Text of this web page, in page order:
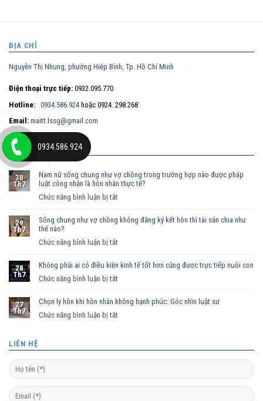
ĐỊA CHỈ
Nguyễn Thị Nhung, phường Hiệp Bình, Tp. Hồ Chí Minh
Điện thoại trực tiếp: 0932.095.770
Hotline: 0934.586.924 hoặc 0924. 298.268
Email: maitt.lssg@gmail.com
BÀI VIẾT MỚI
30
Th7
Nam nữ sống chung như vợ chồng trong trường hợp nào được pháp
luật công nhận là hôn nhân thực tế?
Chức năng bình luận bị tắt
nữ
vợ
trường
pháp
luật
29
Th7
Sống chung như vợ chồng không đăng ký kết hôn thì tài sản chia như
thế nào?
Chức năng bình luận bị tắt
chung
chồng
hôn
28
Th7
Không phải ai có điều kiện kinh tế tốt hơn cũng được trực tiếp nuôi con
Chức năng bình luận bị tắt
phải
kiện
kinh
27
Th7
Chọn ly hôn khi hôn nhân không hạnh phúc: Góc nhìn luật sư
Chức năng bình luận bị tắt
hôn
khi
nhân
LIÊN HỆ
0934.586.924